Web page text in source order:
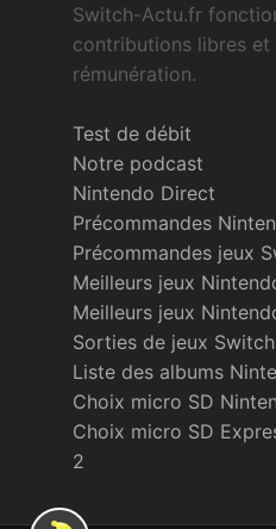
Switch-Actu.fr
contributions libres et
rémunération.
Test de débit
Notre podcast
Nintendo Direct
Précommandes
Précommandes jeux
Meilleurs jeux
Meilleurs jeux
Sorties de jeux
Liste des albums
Choix micro SD
Choix micro SD
2